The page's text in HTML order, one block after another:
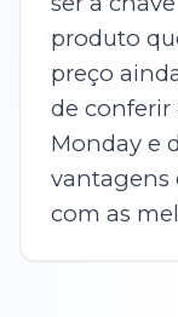
produto
preço
de conferir
Monday e
vantagens
com as